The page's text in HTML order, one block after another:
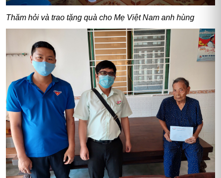
Thăm hỏi và trao tặng quà cho Mẹ Việt Nam anh hùng